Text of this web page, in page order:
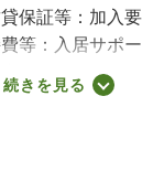
保証等：加入
等：入居サポ
可／猫可・２
九条駅まで徒
者の顔を確認す
続きを見る